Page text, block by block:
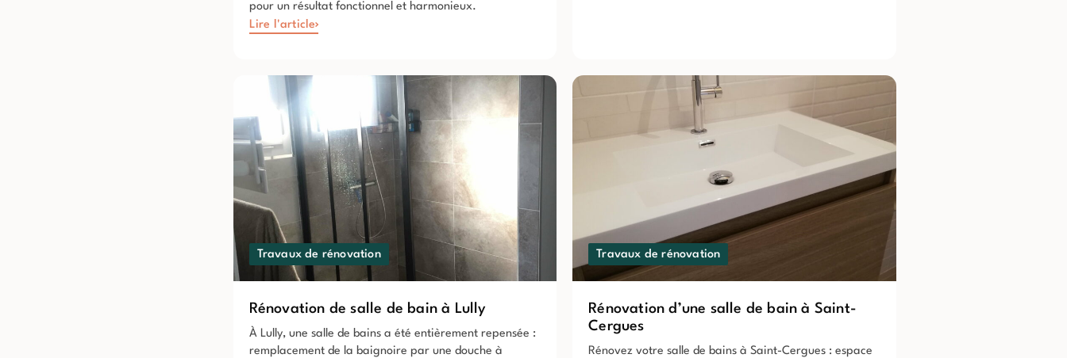
pour un résultat fonctionnel et harmonieux.
Lire l'article
Travaux de rénovation
Rénovation de salle de bain à Lully
À Lully, une salle de bains a été entièrement repensée :
remplacement de la baignoire par une douche à
Travaux de rénovation
Rénovation d’une salle de bain à Saint-
Cergues
Rénovez votre salle de bains à Saint-Cergues : espace